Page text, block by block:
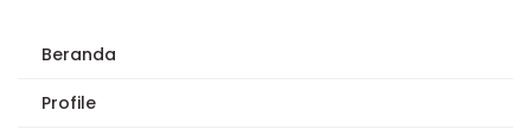
Beranda
Profile